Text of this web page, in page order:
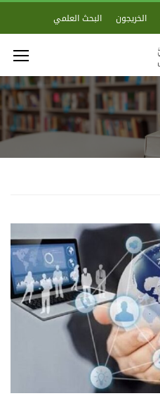
الخريجون البحث العلمي